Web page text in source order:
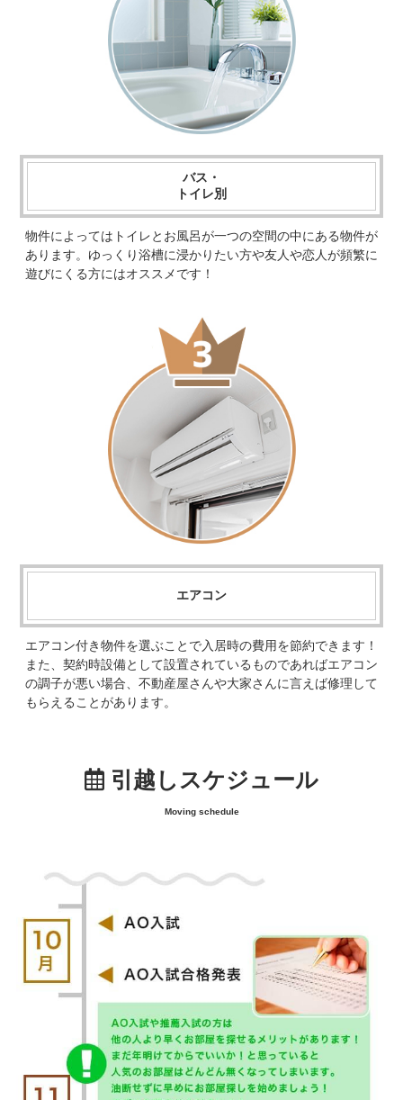
バス・
トイレ別
物件によってはトイレとお風呂が一つの空間の中にある物件が
あります。ゆっくり浴槽に浸かりたい方や友人や恋人が頻繁に
遊びにくる方にはオススメです！
エアコン
エアコン付き物件を選ぶことで入居時の費用を節約できます！
また、契約時設備として設置されているものであればエアコン
の調子が悪い場合、不動産屋さんや大家さんに言えば修理して
もらえることがあります。
引越しスケジュール
Moving schedule